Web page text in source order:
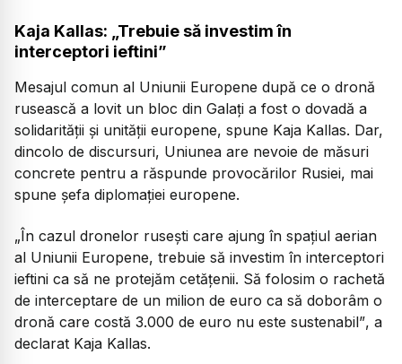
Kaja Kallas: „Trebuie să investim în
interceptori ieftini”
Mesajul comun al Uniunii Europene după ce o dronă
rusească a lovit un bloc din Galați a fost o dovadă a
solidarității și unității europene, spune Kaja Kallas. Dar,
dincolo de discursuri, Uniunea are nevoie de măsuri
concrete pentru a răspunde provocărilor Rusiei, mai
spune șefa diplomației europene.
„În cazul dronelor rusești care ajung în spațiul aerian
al Uniunii Europene, trebuie să investim în interceptori
ieftini ca să ne protejăm cetățenii. Să folosim o rachetă
de interceptare de un milion de euro ca să doborâm o
dronă care costă 3.000 de euro nu este sustenabil”, a
declarat Kaja Kallas.